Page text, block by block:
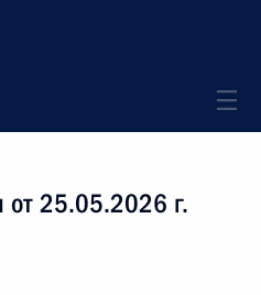
от 25.05.2026 г.